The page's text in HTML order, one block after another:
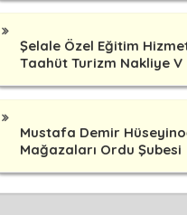
Şelale Özel Eğitim
Taahüt Turizm Nakliye V
Mustafa Demir
Mağazaları Ordu Şubesi